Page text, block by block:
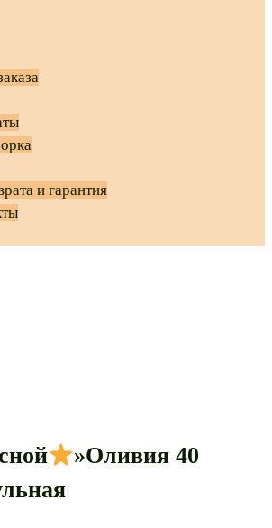
и гарантия
»Оливия 40